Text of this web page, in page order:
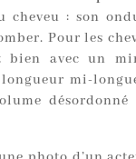
cheveu : son
Pour les
avec un
mi-